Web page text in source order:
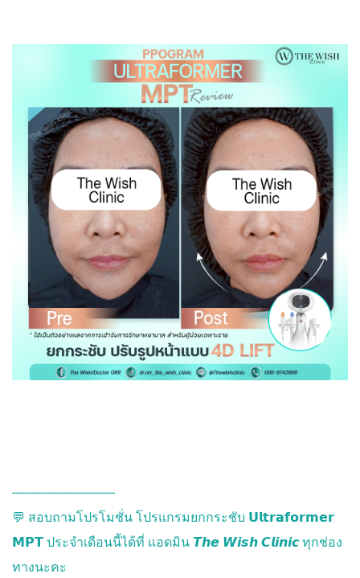
--------------------------------
💬 สอบถามโปรโมชั่น โปรแกรมยกกระชับ 𝗨𝗹𝘁𝗿𝗮𝗳𝗼𝗿𝗺𝗲𝗿
𝗠𝗣𝗧 ประจำเดือนนี้ได้ที่ แอดมิน 𝙏𝙝𝙚 𝙒𝙞𝙨𝙝 𝘾𝙡𝙞𝙣𝙞𝙘 ทุกช่อง
ทางนะคะ